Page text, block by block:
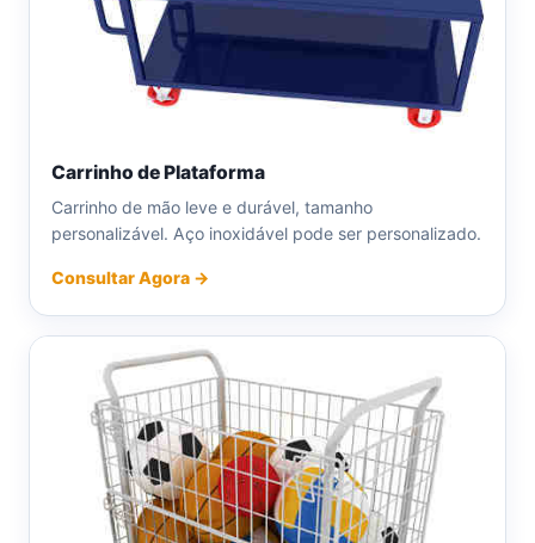
Carrinho de Plataforma
Carrinho de mão leve e durável, tamanho
personalizável. Aço inoxidável pode ser personalizado.
Consultar Agora →